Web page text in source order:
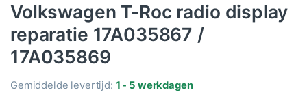
Volkswagen T-Roc radio display
reparatie 17A035867 /
17A035869
Gemiddelde levertijd: 1 - 5 werkdagen